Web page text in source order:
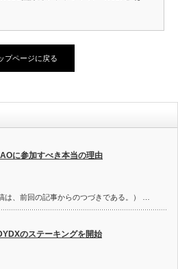
プページに戻る
に参加すべき本当の理由
、前回の記事からのつづきである。） …
のステーキングを開始